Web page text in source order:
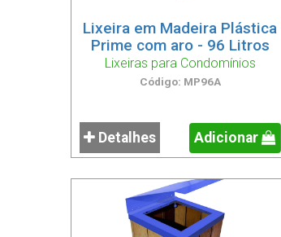
Lixeira em Madeira Plástica
Prime com aro - 96 Litros
Lixeiras para Condomínios
Código: MP96A
Detalhes Adicionar